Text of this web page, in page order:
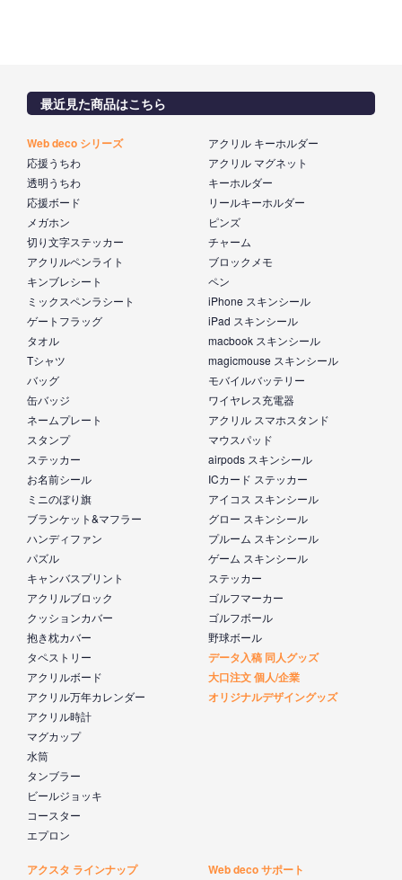
最近見た商品はこちら
Web deco シリーズ
応援うちわ
透明うちわ
応援ボード
メガホン
切り文字ステッカー
アクリルペンライト
キンブレシート
ミックスペンラシート
ゲートフラッグ
タオル
Tシャツ
バッグ
缶バッジ
ネームプレート
スタンプ
ステッカー
お名前シール
ミニのぼり旗
ブランケット&マフラー
ハンディファン
パズル
キャンバスプリント
アクリルブロック
クッションカバー
抱き枕カバー
タペストリー
アクリルボード
アクリル万年カレンダー
アクリル時計
マグカップ
水筒
タンブラー
ビールジョッキ
コースター
エプロン
アクリル キーホルダー
アクリル マグネット
キーホルダー
リールキーホルダー
ピンズ
チャーム
ブロックメモ
ペン
iPhone スキンシール
iPad スキンシール
macbook スキンシール
magicmouse スキンシール
モバイルバッテリー
ワイヤレス充電器
アクリル スマホスタンド
マウスパッド
airpods スキンシール
ICカード ステッカー
アイコス スキンシール
グロー スキンシール
プルーム スキンシール
ゲーム スキンシール
ステッカー
ゴルフマーカー
ゴルフボール
野球ボール
データ入稿 同人グッズ
大口注文 個人/企業
オリジナルデザイングッズ
アクスタ ラインナップ Web deco サポート